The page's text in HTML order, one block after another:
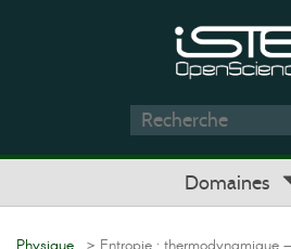
Domaines